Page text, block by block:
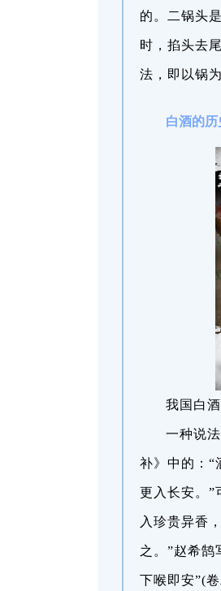
的。二锅头
时，掐头去
法，即以锅
白酒的
我国白
一种说
补》中的：“
更入长安。”
入珍贵异香
之。”赵希鹄
下喉即安”(